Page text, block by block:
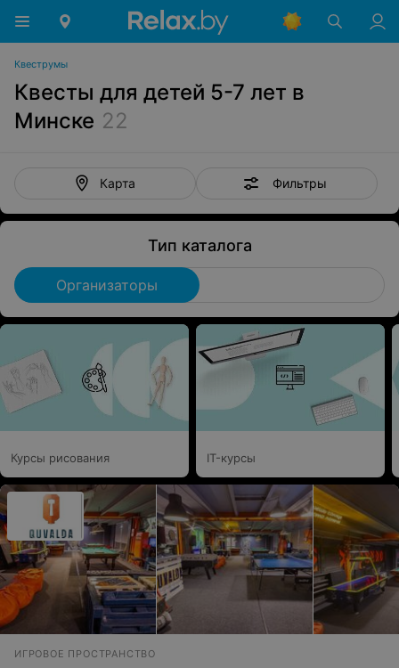
Квеструмы
Квесты для детей 5-7 лет в
Минске 22
Карта Фильтры
Тип каталога
Организаторы
Курсы рисования IT-курсы
ИГРОВОЕ ПРОСТРАНСТВО